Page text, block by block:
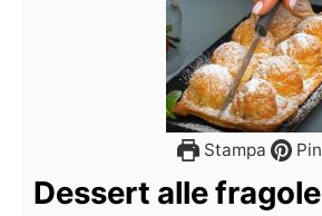
Stampa Pin
Dessert alle fragole